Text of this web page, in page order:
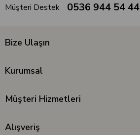
Müşteri Destek 0536 944 54 44
Bize Ulaşın
Kurumsal
Müşteri Hizmetleri
Alışveriş